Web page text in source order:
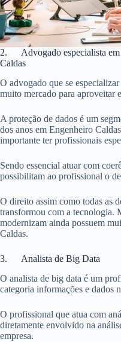
2. Advogado especialista em
Caldas
O advogado que se
muito mercado para aproveitar
A proteção de dados é um
dos anos em Engenheiro
importante ter profissionais
Sendo essencial atuar com
possibilitam ao profissional o
O direito assim como todas as
transformou com a tecnologia.
modernizam ainda possuem
Caldas.
3. Analista de Big Data
O analista de big data é um
categoria informações e dados
O profissional que atua com
diretamente envolvido na
empresa.